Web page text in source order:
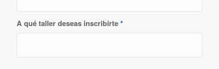
A qué taller deseas inscribirte*